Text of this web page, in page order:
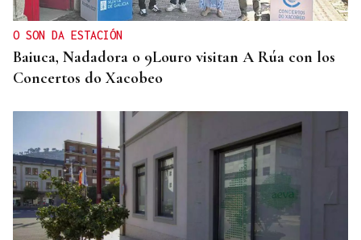
O SON DA ESTACIÓN
Baiuca, Nadadora o 9Louro visitan A Rúa con los
Concertos do Xacobeo